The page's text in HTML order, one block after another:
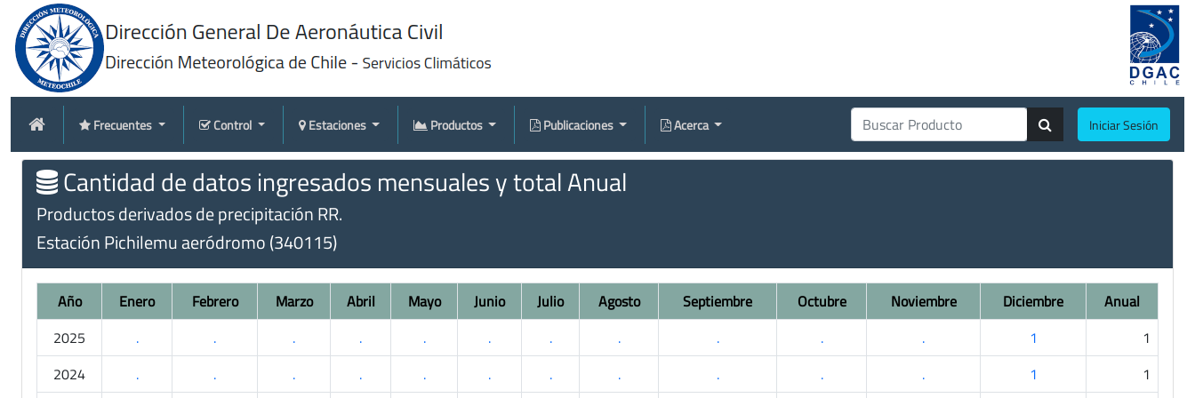
Frecuentes Control Estaciones Productos Publicaciones Acerca Iniciar Sesión
Cantidad de datos ingresados mensuales y total Anual
Productos derivados de precipitación RR.
Estación Pichilemu aeródromo (340115)
Año Enero Febrero Marzo Abril Mayo Junio Julio Agosto Septiembre Octubre Noviembre Diciembre
Anual
2025
. . . . . . . . . . . 1
1
2024
. . . . . . . . . . . 1
1